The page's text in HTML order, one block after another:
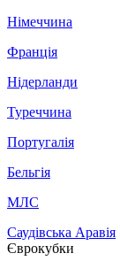
Німеччина
Франція
Нідерланди
Туреччина
Португалія
Бельгія
МЛС
Саудівська Аравія
Єврокубки